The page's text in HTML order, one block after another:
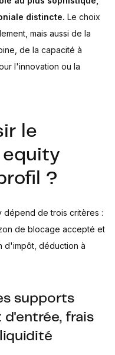
distincte. Le choix
mais aussi de la
de la capacité à
l'innovation ou la
le
?
de trois critères :
de blocage accepté et
d'impôt, déduction à
supports
frais